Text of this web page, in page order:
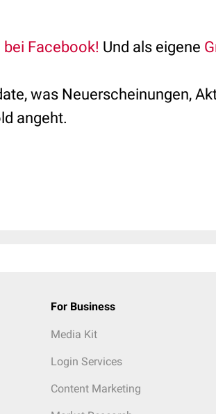
Facebook! Und als eigene
was Neuerscheinungen,
angeht.
For Business
Media Kit
Login Services
Content Marketing